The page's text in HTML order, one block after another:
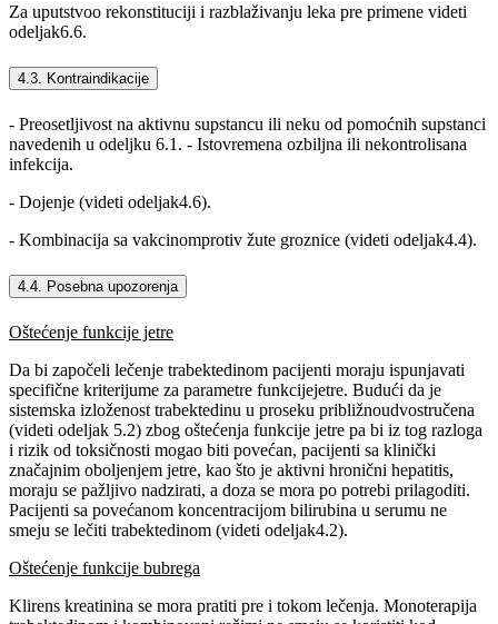
Za uputstvoo rekonstituciji i razblaživanju leka pre primene videti
odeljak6.6.
4.3. Kontraindikacije
- Preosetljivost na aktivnu supstancu ili neku od pomoćnih supstanci
navedenih u odeljku 6.1. - Istovremena ozbiljna ili nekontrolisana
infekcija.
- Dojenje (videti odeljak4.6).
- Kombinacija sa vakcinomprotiv žute groznice (videti odeljak4.4).
4.4. Posebna upozorenja
Oštećenje funkcije jetre
Da bi započeli lečenje trabektedinom pacijenti moraju ispunjavati
specifične kriterijume za parametre funkcijejetre. Budući da je
sistemska izloženost trabektedinu u proseku približnoudvostručena
(videti odeljak 5.2) zbog oštećenja funkcije jetre pa bi iz tog razloga
i rizik od toksičnosti mogao biti povećan, pacijenti sa klinički
značajnim oboljenjem jetre, kao što je aktivni hronični hepatitis,
moraju se pažljivo nadzirati, a doza se mora po potrebi prilagoditi.
Pacijenti sa povećanom koncentracijom bilirubina u serumu ne
smeju se lečiti trabektedinom (videti odeljak4.2).
Oštećenje funkcije bubrega
Klirens kreatinina se mora pratiti pre i tokom lečenja. Monoterapija